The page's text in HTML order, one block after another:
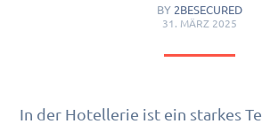
BY 2BESECURED
31. MÄRZ 2025
In der Hotellerie ist ein starkes